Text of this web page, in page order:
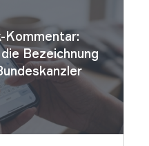
Das Landgericht
I) hat in […]
Kommentar:
Bezeichnung